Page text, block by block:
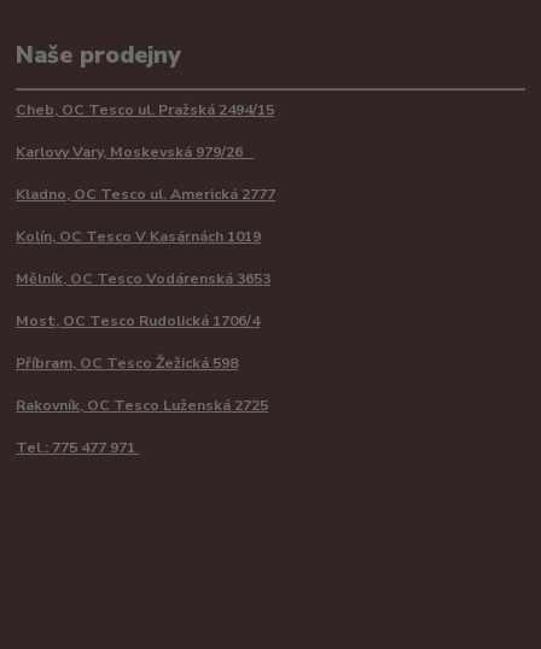
Naše prodejny
Cheb, OC Tesco ul. Pražská 2494/15
Karlovy Vary, Moskevská 979/26
Kladno, OC Tesco ul. Americká 2777
Kolín, OC Tesco V Kasárnách 1019
Mělník, OC Tesco Vodárenská 3653
Most, OC Tesco Rudolická 1706/4
Příbram, OC Tesco Žežická 598
Rakovník, OC Tesco Luženská 2725
Tel.: 775 477 971